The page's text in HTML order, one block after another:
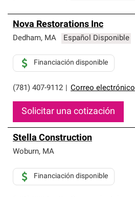
Nova Restorations Inc
Dedham, MA Español Disponible
(781) 407-9112 Correo electrónico
Financiación disponible
Solicitar una cotización
Stella Construction
Woburn, MA
Financiación disponible